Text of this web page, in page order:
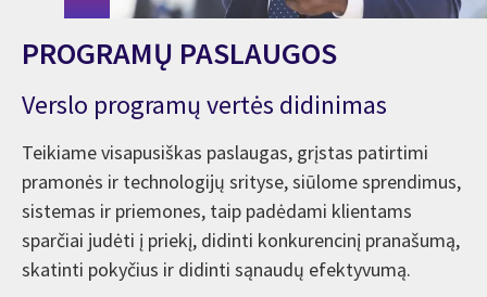
PROGRAMŲ PASLAUGOS
Verslo programų vertės didinimas
Teikiame visapusiškas paslaugas, grįstas patirtimi
pramonės ir technologijų srityse, siūlome sprendimus,
sistemas ir priemones, taip padėdami klientams
sparčiai judėti į priekį, didinti konkurencinį pranašumą,
skatinti pokyčius ir didinti sąnaudų efektyvumą.